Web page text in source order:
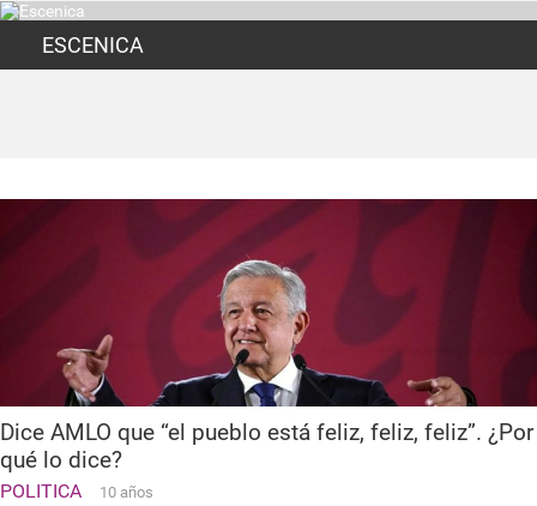
ESCENICA
Dice AMLO que “el pueblo está feliz, feliz, feliz”. ¿Por
qué lo dice?
POLITICA 10 años